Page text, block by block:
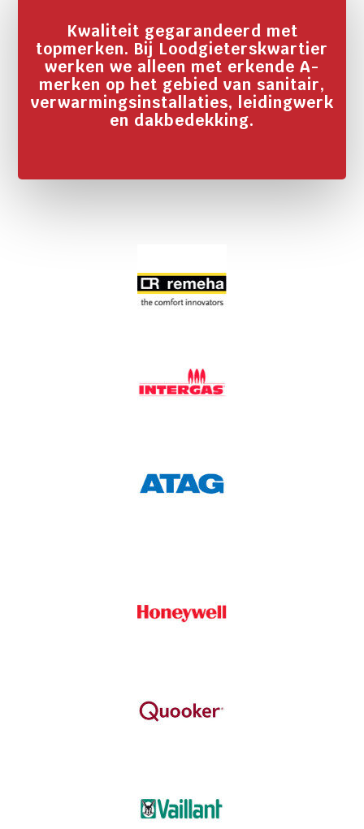
Kwaliteit gegarandeerd met
topmerken. Bij Loodgieterskwartier
werken we alleen met erkende A-
merken op het gebied van sanitair,
verwarmingsinstallaties, leidingwerk
en dakbedekking.